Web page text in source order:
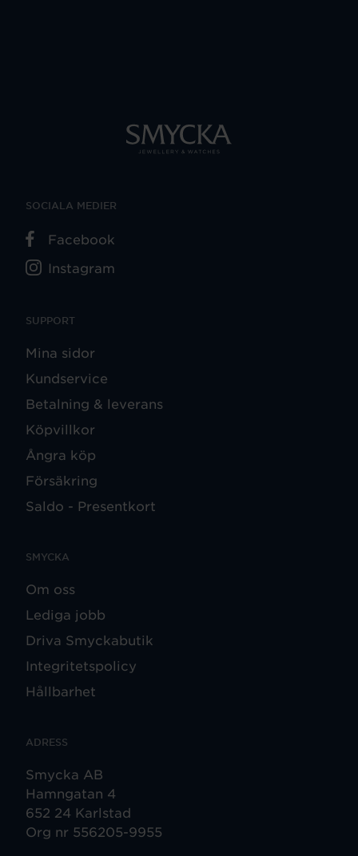
SUPPORT
Mina sidor
Kundservice
Betalning & leverans
Köpvillkor
Ångra köp
Försäkring
Saldo - Presentkort
SMYCKA
Om oss
Lediga jobb
Driva Smyckabutik
Integritetspolicy
Hållbarhet
ADRESS
Smycka AB
Hamngatan 4
652 24 Karlstad
Org nr 556205-9955
SOCIALA MEDIER
Facebook
Instagram